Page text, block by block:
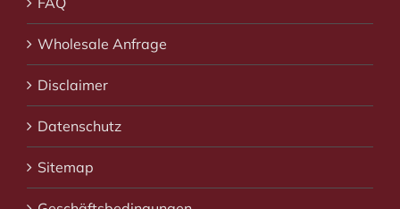
Wholesale Anfrage
Disclaimer
Datenschutz
Sitemap